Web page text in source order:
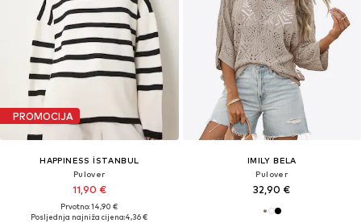
PROMOCIJA
HAPPINESS İSTANBUL
Pulover
11,90 €
Prvotno: 14,90 €
Posljednja najniža cijena:4,36 €
IMILY BELA
Pulover
32,90 €